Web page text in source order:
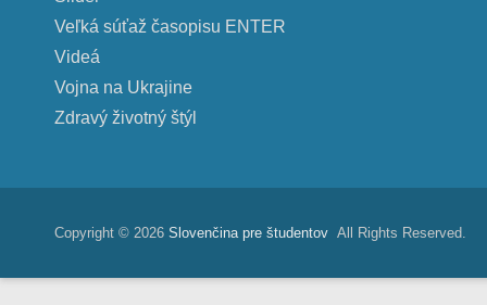
Veľká súťaž časopisu ENTER
Videá
Vojna na Ukrajine
Zdravý životný štýl
Copyright © 2026 Slovenčina pre študentov All Rights Reserved.